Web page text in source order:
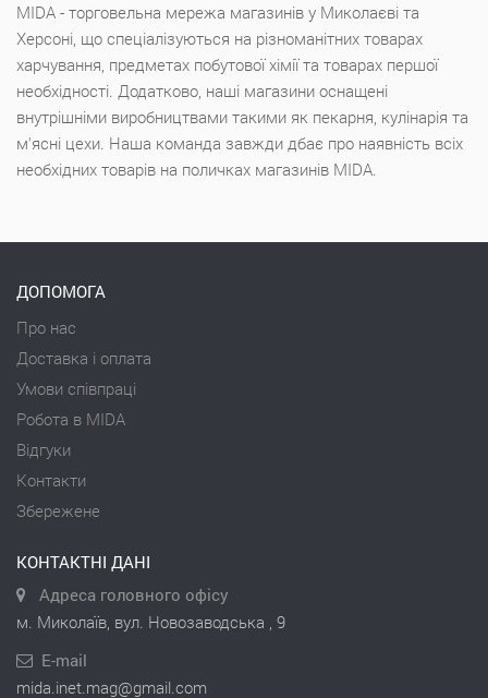
MIDA - торговельна мережа магазинів у Миколаєві та
Херсоні, що спеціалізуються на різноманітних товарах
харчування, предметах побутової хімії та товарах першої
необхідності. Додатково, наші магазини оснащені
внутрішніми виробництвами такими як пекарня, кулінарія та
м'ясні цехи. Наша команда завжди дбає про наявність всіх
необхідних товарів на поличках магазинів MIDA.
ДОПОМОГА
Про нас
Доставка і оплата
Умови співпраці
Робота в MIDA
Відгуки
Контакти
Збережене
КОНТАКТНІ ДАНІ
Адреса головного офісу
м. Миколаїв, вул. Новозаводська , 9
E-mail
mida.inet.mag@gmail.com